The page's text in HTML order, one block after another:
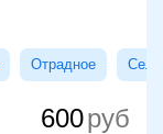
Отрадное
600